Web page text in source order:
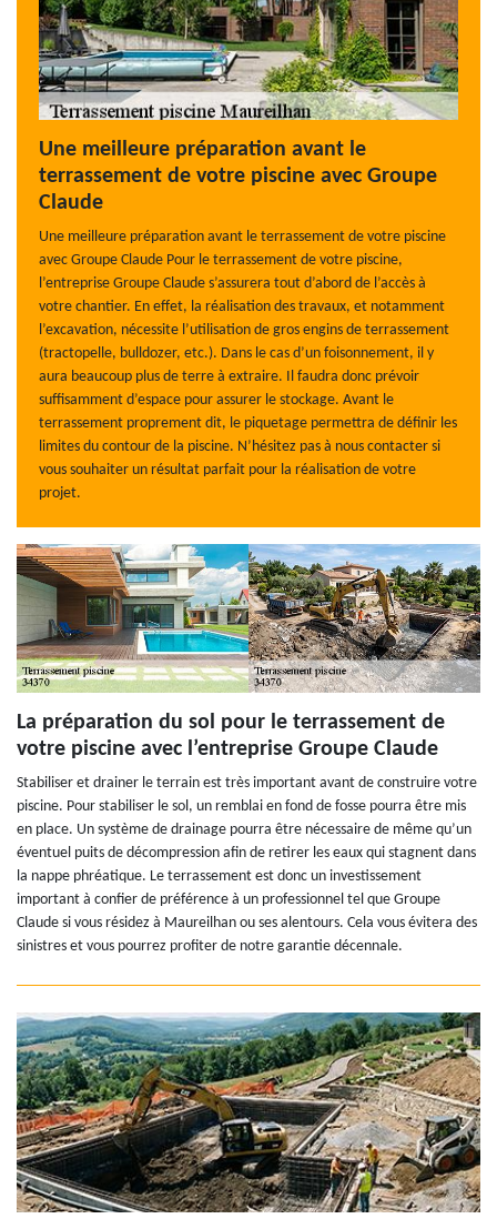
Une meilleure préparation avant le
terrassement de votre piscine avec Groupe
Claude
Une meilleure préparation avant le terrassement de votre piscine
avec Groupe Claude Pour le terrassement de votre piscine,
l’entreprise Groupe Claude s’assurera tout d’abord de l’accès à
votre chantier. En effet, la réalisation des travaux, et notamment
l’excavation, nécessite l’utilisation de gros engins de terrassement
(tractopelle, bulldozer, etc.). Dans le cas d’un foisonnement, il y
aura beaucoup plus de terre à extraire. Il faudra donc prévoir
suffisamment d’espace pour assurer le stockage. Avant le
terrassement proprement dit, le piquetage permettra de définir les
limites du contour de la piscine. N’hésitez pas à nous contacter si
vous souhaiter un résultat parfait pour la réalisation de votre
projet.
La préparation du sol pour le terrassement de
votre piscine avec l’entreprise Groupe Claude
Stabiliser et drainer le terrain est très important avant de construire votre
piscine. Pour stabiliser le sol, un remblai en fond de fosse pourra être mis
en place. Un système de drainage pourra être nécessaire de même qu’un
éventuel puits de décompression afin de retirer les eaux qui stagnent dans
la nappe phréatique. Le terrassement est donc un investissement
important à confier de préférence à un professionnel tel que Groupe
Claude si vous résidez à Maureilhan ou ses alentours. Cela vous évitera des
sinistres et vous pourrez profiter de notre garantie décennale.